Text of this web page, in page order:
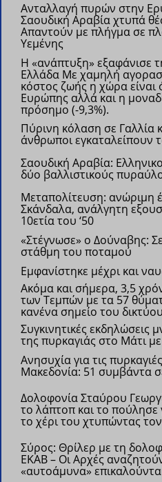
Ανταλλαγή πυρών στην
Σαουδική Αραβία χτυπά
Απαντούν με πλήγμα σε
Υεμένης
Η «ανάπτυξη» εξαφάνισε
Ελλάδα Με χαμηλή
κόστος ζωής η χώρα είναι
Ευρώπης αλλά και η
πρόσημο (-9,3%).
Πύρινη κόλαση σε Γαλλία
άνθρωποι εγκαταλείπουν
Σαουδική Αραβία:
δύο βαλλιστικούς
Μεταπολίτευση: ανώριμη
Σκάνδαλα, ανάλγητη
10ετία του ‘50
«Στέγνωσε» ο Δούναβης:
στάθμη του ποταμού
Εμφανίστηκε μέχρι και
Ακόμα και σήμερα, 3,5
των Τεμπών με τα 57
κανένα σημείο του
Συγκινητικές εκδηλώσεις
της πυρκαγιάς στο Μάτι
Ανησυχία για τις
Μακεδονία: 51 συμβάντα
Δολοφονία Σταύρου
το λάπτοπ και το
το χέρι του χτυπώντας τον
Σύρος: Θρίλερ με τη
ΕΚΑΒ – Οι Αρχές
«αυτοάμυνα»